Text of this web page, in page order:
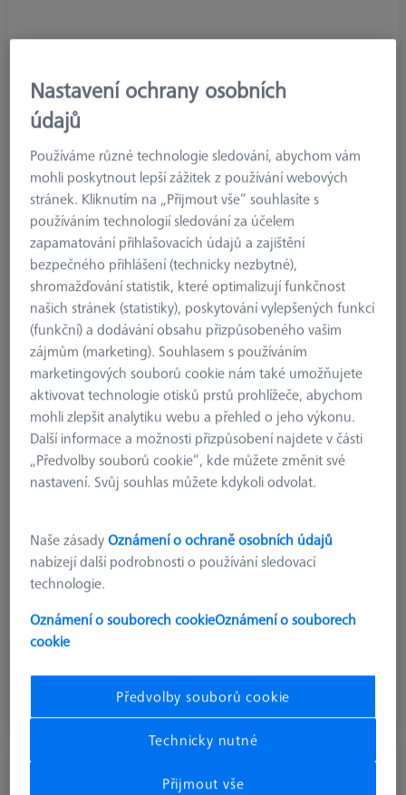
typ produktu
Stylus
kulička
0,8 mm
délka
35,0 mm
materiál snímače
Ruby
Connection Type
M3 XXT
Measuring Length
26,0 mm
2. Measuring Length (MLE)
Ø Shaft (DS)
1,0 mm
Brzy k dispozici
Snímač se stupňovitým dříkem M3 XXT, DK1
Nastavení ochrany osobních
údajů
Používáme různé technologie sledování, abychom vám
mohli poskytnout lepší zážitek z používání webových
stránek. Kliknutím na „Přijmout vše“ souhlasíte s
používáním technologií sledování za účelem
zapamatování přihlašovacích údajů a zajištění
bezpečného přihlášení (technicky nezbytné),
shromažďování statistik, které optimalizují funkčnost
našich stránek (statistiky), poskytování vylepšených funkcí
(funkční) a dodávání obsahu přizpůsobeného vašim
zájmům (marketing). Souhlasem s používáním
marketingových souborů cookie nám také umožňujete
aktivovat technologie otisků prstů prohlížeče, abychom
mohli zlepšit analytiku webu a přehled o jeho výkonu.
Další informace a možnosti přizpůsobení najdete v části
„Předvolby souborů cookie“, kde můžete změnit své
nastavení. Svůj souhlas můžete kdykoli odvolat.
Naše zásadyOznámení o ochraně osobních údajů
nabízejí další podrobnosti o používání sledovací
technologie.
Oznámení o souborech cookieOznámení o souborech
cookie
Předvolby souborů cookie
Technicky nutné
Přijmout vše